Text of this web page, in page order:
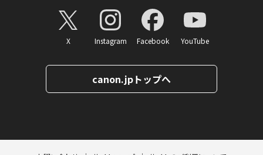
X Instagram Facebook YouTube
canon.jpトップへ